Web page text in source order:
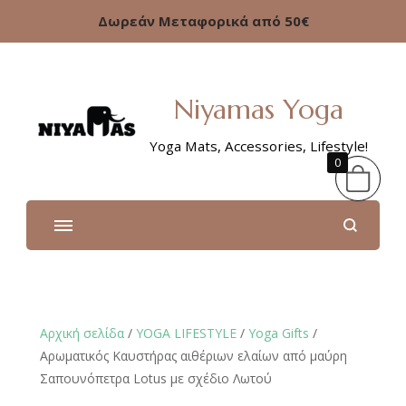
Δωρεάν Μεταφορικά από 50€
Niyamas Yoga
Yoga Mats, Accessories, Lifestyle!
Αρχική σελίδα / YOGA LIFESTYLE / Υoga Gifts /
Αρωματικός Καυστήρας αιθέριων ελαίων από μαύρη
Σαπουνόπετρα Lotus με σχέδιο Λωτού
0